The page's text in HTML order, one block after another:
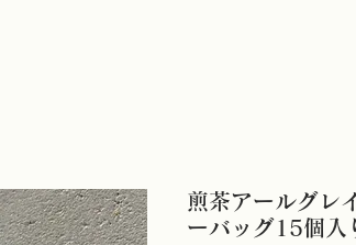
煎茶アールグレ
ーバッグ15個入